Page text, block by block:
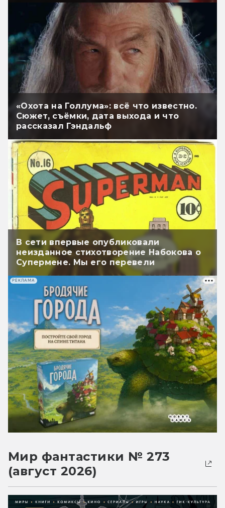
«Охота на Голлума»: всё что известно.
Сюжет, съёмки, дата выхода и что
рассказал Гэндальф
В сети впервые опубликовали
неизданное стихотворение Набокова о
Супермене. Мы его перевели
РЕКЛАМА
Мир фантастики № 273
(август 2026)